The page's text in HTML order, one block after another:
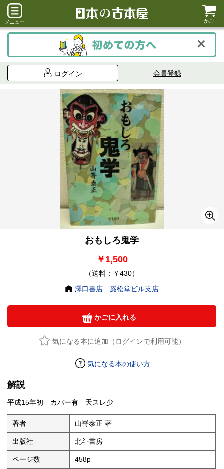
メニュー かご
ログイン 会員登録
おもしろ鬼学
￥1,500
（送料：￥430）
澤口書店 巌松堂ビル支店
かごに入れる
気になる本に追加（ログインで利用可能）
気になる本の使い方
解説
平成15年初 カバー有 天スレ少
著者 山嵜泰正 著
出版社 北斗書房
ページ数 458p